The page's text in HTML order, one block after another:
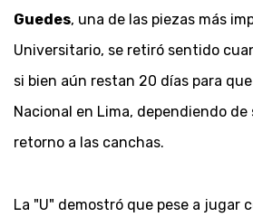
Guedes, una de las piezas más
Universitario, se retiró sentido
si bien aún restan 20 días para
Nacional en Lima, dependiendo de
retorno a las canchas.
La "U" demostró que pese a jugar